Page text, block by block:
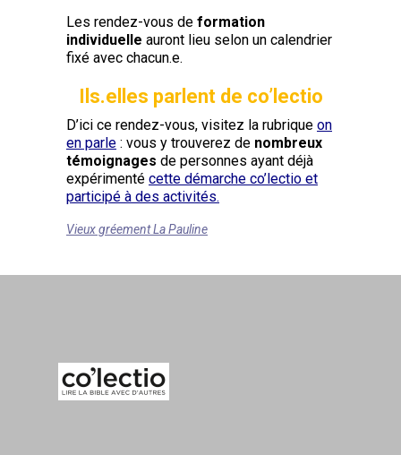
Les rendez-vous de formation
individuelle auront lieu selon un calendrier
fixé avec chacun.e.
Ils.elles parlent de co’lectio
D’ici ce rendez-vous, visitez la rubrique on
en parle : vous y trouverez de nombreux
témoignages de personnes ayant déjà
expérimenté cette démarche co’lectio et
participé à des activités.
Vieux gréement La Pauline